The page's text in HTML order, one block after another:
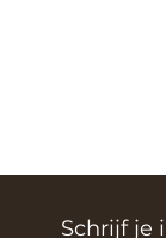
Schrijf je